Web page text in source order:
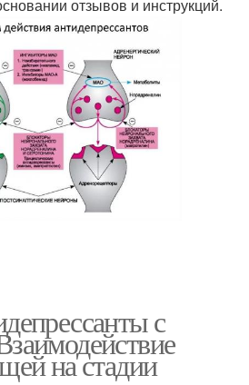
отзывов и инструкций.
с
на стадии